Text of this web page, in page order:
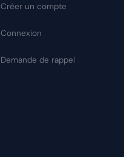
Créer un compte
Connexion
Demande de rappel